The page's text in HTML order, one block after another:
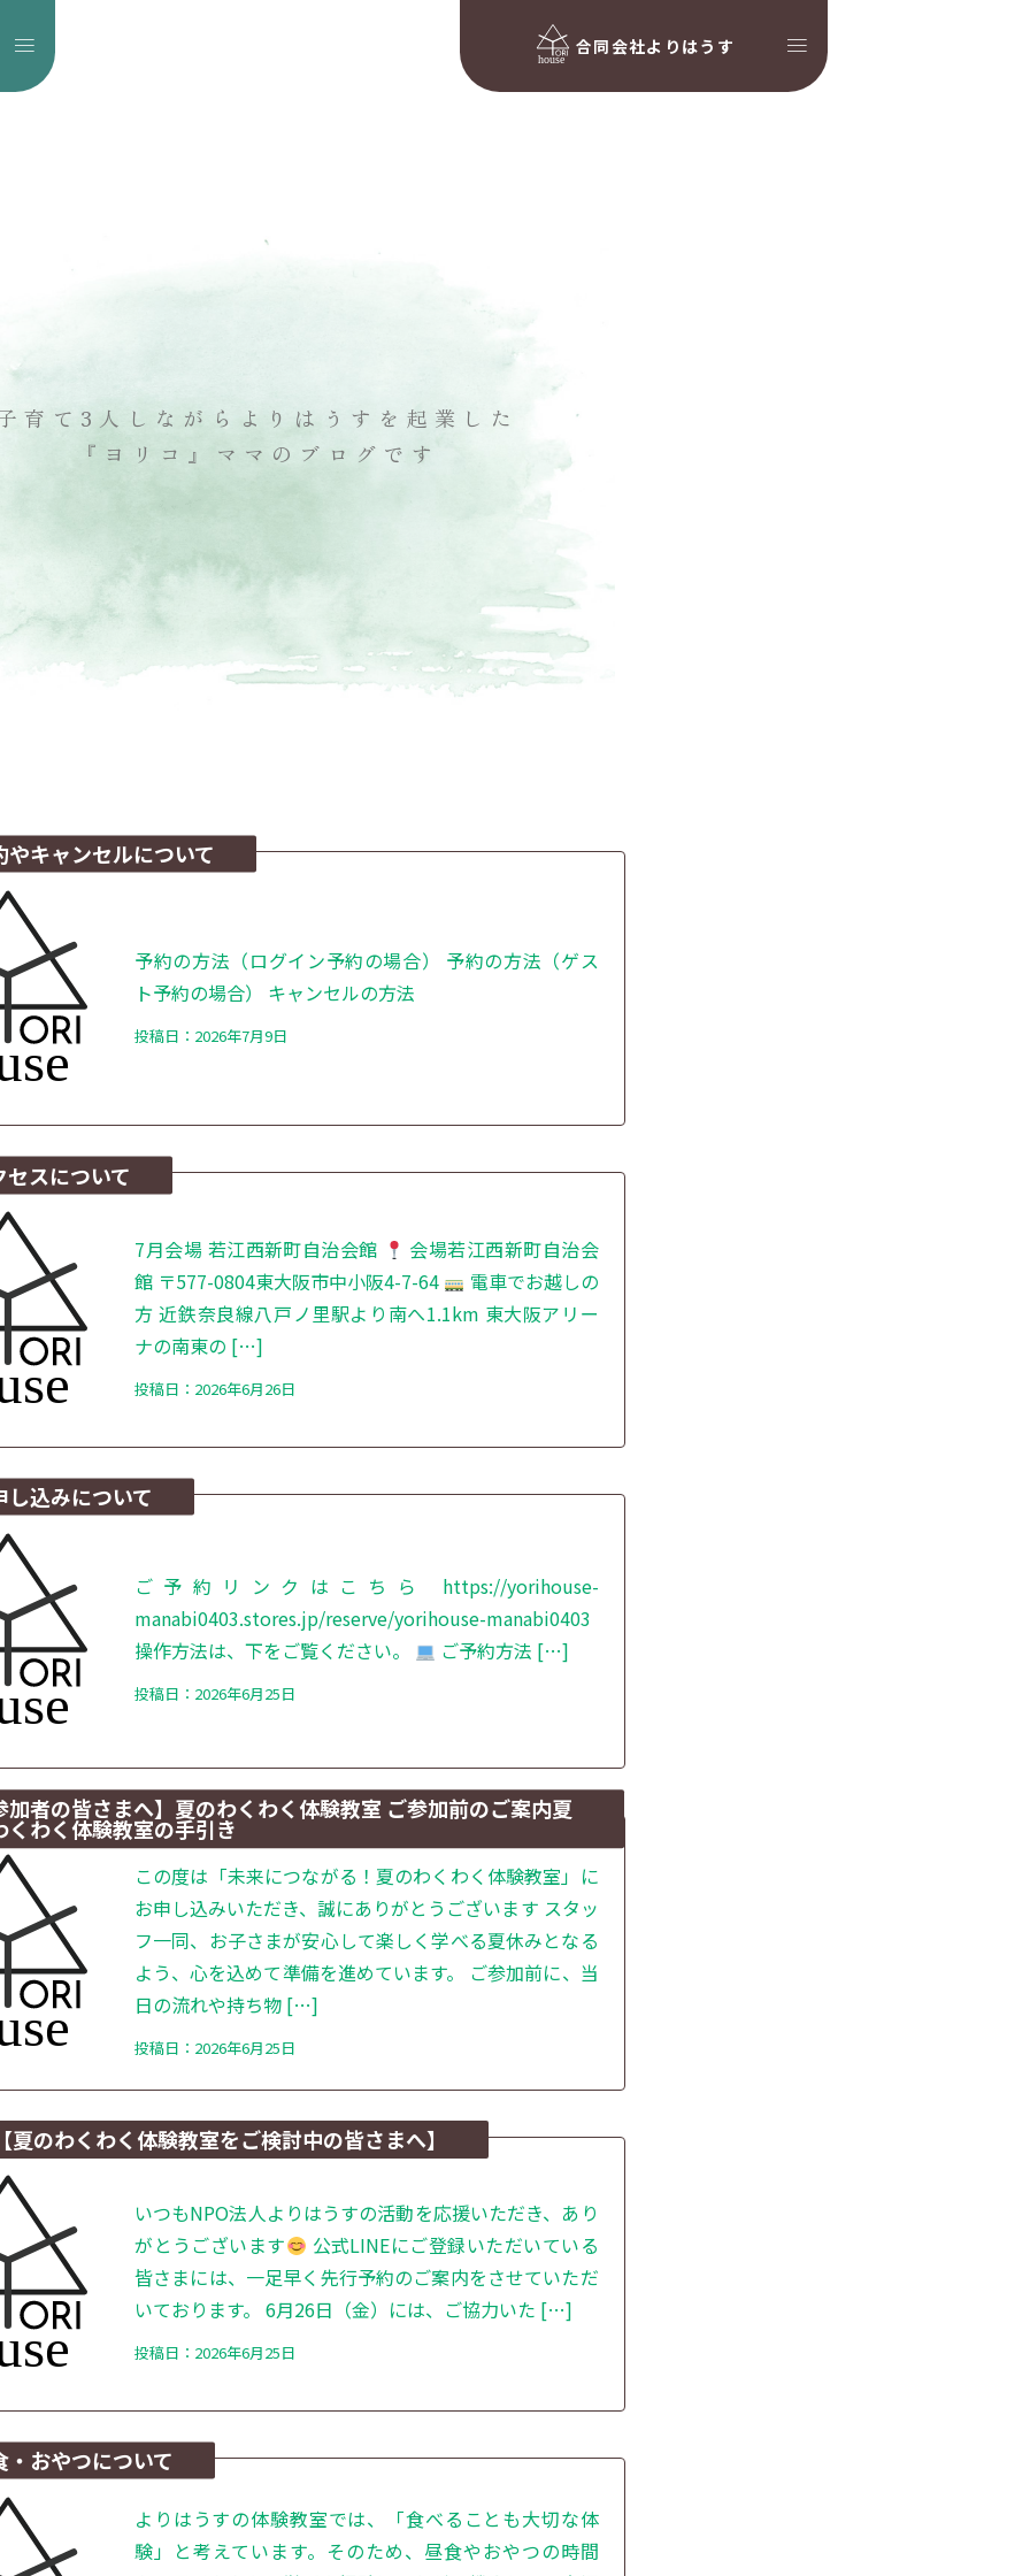
合同会社よりはうす
育て3人しながら よりはうすを起業した
『ヨリコ』ママのブログです
やキャンセルについて
予約の方法（ログイン予約の場合） 予約の方法（ゲス
ト予約の場合） キャンセルの方法
投稿日：2026年7月9日
セスについて
7月会場 若江西新町自治会館
会場若江西新町自治会
館 〒577-0804東大阪市中小阪4-7-64
電車でお越しの
方 近鉄奈良線八戸ノ里駅より南へ1.1km 東大阪アリー
ナの南東の […]
投稿日：2026年6月26日
し込みについて
ご予約リンクはこちら https://yorihouse-
manabi0403.stores.jp/reserve/yorihouse-manabi0403
操作方法は、下をご覧ください。
ご予約方法 […]
投稿日：2026年6月25日
加者の皆さまへ】夏のわくわく体験教室 ご参加前のご案内夏
くわく体験教室の手引き
この度は「未来につながる！夏のわくわく体験教室」に
お申し込みいただき、誠にありがとうございます スタッ
フ一同、お子さまが安心して楽しく学べる夏休みとなる
よう、心を込めて準備を進めています。 ご参加前に、当
日の流れや持ち物 […]
投稿日：2026年6月25日
夏のわくわく体験教室をご検討中の皆さまへ】
いつもNPO法人よりはうすの活動を応援いただき、あり
がとうございます
公式LINEにご登録いただいている
皆さまには、一足早く先行予約のご案内をさせていただ
いております。 6月26日（金）には、ご協力いた […]
投稿日：2026年6月25日
・おやつについて
よりはうすの体験教室では、「食べることも大切な体
験」と考えています。そのため、昼食やおやつの時間